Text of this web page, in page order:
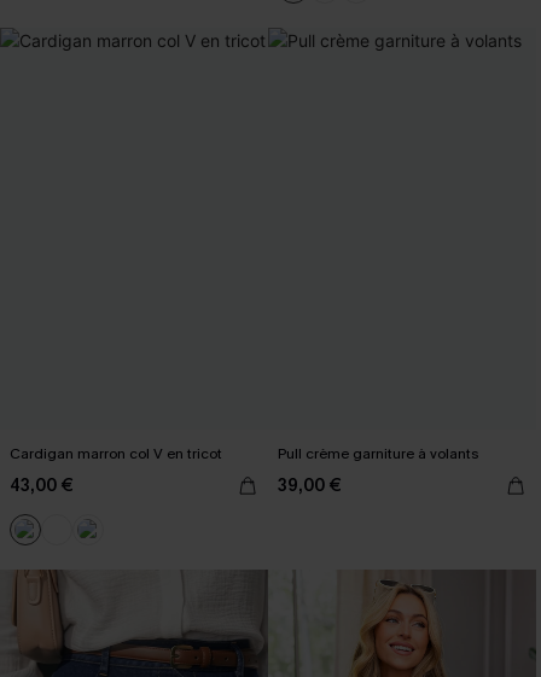
Cardigan marron col V en tricot
43,00 €
Pull crème garniture à volants
39,00 €